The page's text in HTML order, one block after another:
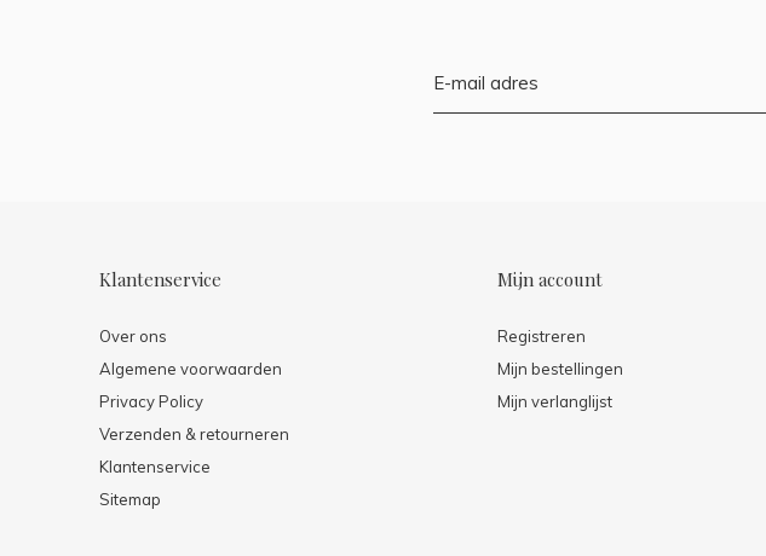
Klantenservice
Over ons
Algemene voorwaarden
Privacy Policy
Verzenden & retourneren
Klantenservice
Sitemap
Mijn account
Registreren
Mijn bestellingen
Mijn verlanglijst